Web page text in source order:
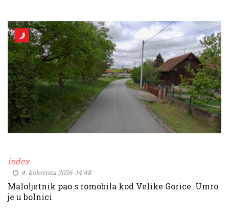
index
4. kolovoza 2026. 14:48
Maloljetnik pao s romobila kod Velike Gorice. Umro
je u bolnici